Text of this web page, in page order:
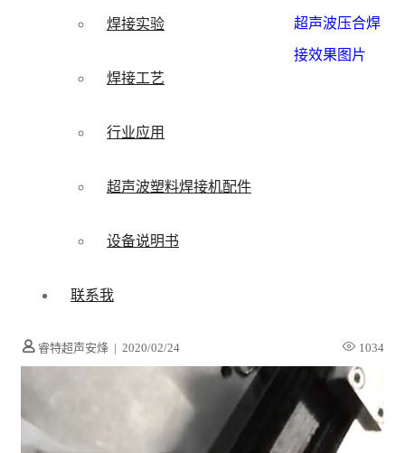
焊接实验
焊接工艺
行业应用
超声波塑料焊接机配件
设备说明书
联系我
睿特超声安烽 | 2020/02/24 1034
超声波压合焊
接效果图片